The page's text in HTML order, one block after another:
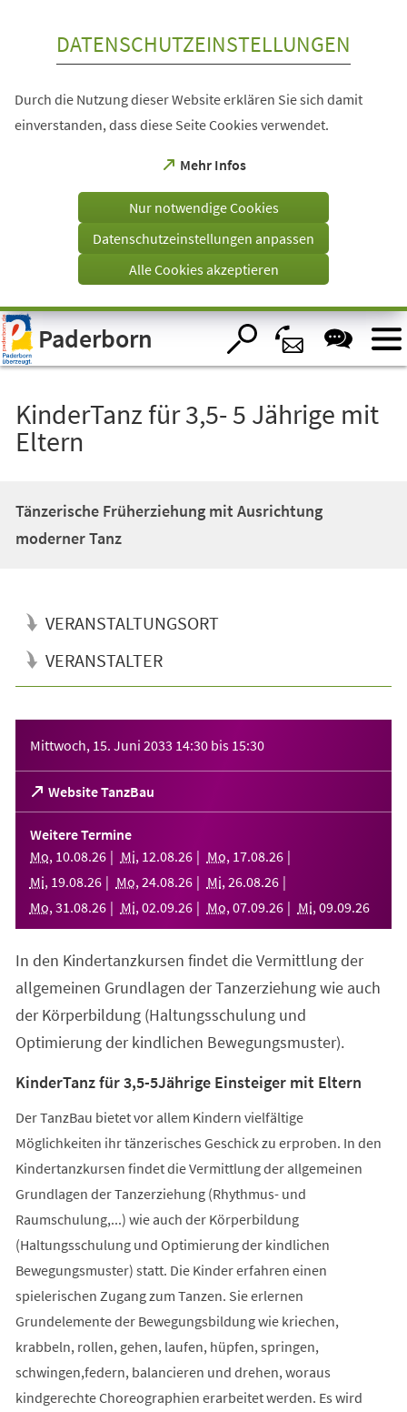
Visuelle
Assistenzsoftware
öffnen.
DATENSCHUTZEINSTELLUNGEN
Durch die Nutzung dieser Website erklären Sie sich damit
einverstanden, dass diese Seite Cookies verwendet.
Mehr Infos
(Öffnet
einem
Tab)
Nur notwendige Cookies
Datenschutzeinstellungen anpassen
Alle Cookies akzeptieren
Paderborn
KinderTanz für 3,5- 5 Jährige mit
Eltern
Tänzerische Früherziehung mit Ausrichtung
moderner Tanz
VERANSTALTUNGSORT
VERANSTALTER
Mittwoch, 15. Juni 2033 14:30 bis 15:30
Website TanzBau
(Öffnet
in
einem
neuen
Tab)
Weitere Termine
Mo, 10.08.26 Mi, 12.08.26 Mo, 17.08.26
Mi, 19.08.26 Mo, 24.08.26 Mi, 26.08.26
Mo, 31 .08.26 Mi, 02.09.26 Mo, 07.09.26 Mi, 09.09.26
In den Kindertanzkursen findet die Vermittlung der
allgemeinen Grundlagen der Tanzerziehung wie auch
der Körperbildung (Haltungsschulung und
Optimierung der kindlichen Bewegungsmuster).
KinderTanz für 3,5-5Jährige Einsteiger mit Eltern
Der TanzBau bietet vor allem Kindern vielfältige
Möglichkeiten ihr tänzerisches Geschick zu erproben. In den
Kindertanzkursen findet die Vermittlung der allgemeinen
Grundlagen der Tanzerziehung (Rhythmus- und
Raumschulung,...) wie auch der Körperbildung
(Haltungsschulung und Optimierung der kindlichen
Bewegungsmuster) statt. Die Kinder erfahren einen
spielerischen Zugang zum Tanzen. Sie erlernen
Grundelemente der Bewegungsbildung wie kriechen,
krabbeln, rollen, gehen, laufen, hüpfen, springen,
schwingen,federn, balancieren und drehen, woraus
kindgerechte Choreographien erarbeitet werden. Es wird